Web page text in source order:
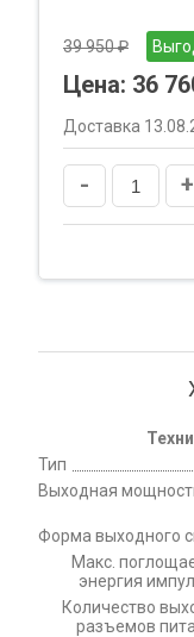
39 950 ₽
Цена: 36
Доставка
- +
Тип
Выходная
Форма выходного
Макс.
энергия
Количество
разъемов